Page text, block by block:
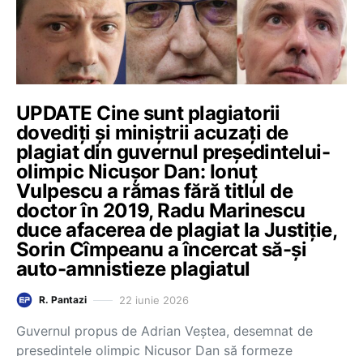
UPDATE Cine sunt plagiatorii
dovediți și miniștrii acuzați de
plagiat din guvernul președintelui-
olimpic Nicușor Dan: Ionuț
Vulpescu a rămas fără titlul de
doctor în 2019, Radu Marinescu
duce afacerea de plagiat la Justiție,
Sorin Cîmpeanu a încercat să-și
auto-amnistieze plagiatul
R. Pantazi 22 iunie 2026
Guvernul propus de Adrian Veștea, desemnat de
președintele olimpic Nicușor Dan să formeze